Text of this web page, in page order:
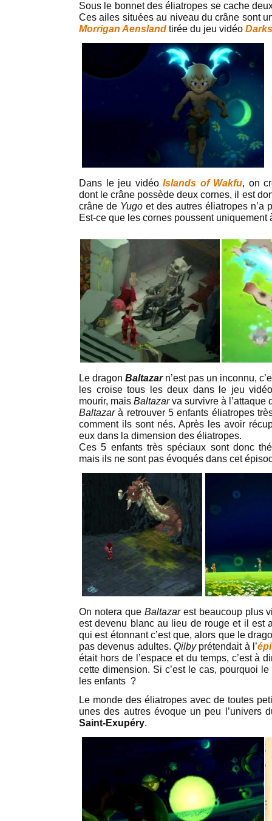
Sous le bonnet des éliatropes se cache
Ces ailes situées au niveau du crâne sont
Morrigan Aensland tirée du jeu vidéo
Dans le jeu vidéoIslands of Wakfu, on
dont le crâne possède deux cornes, il est
crâne de Yugo et des autres éliatropes n’a
Est-ce que les cornes poussent uniquement
Le dragon Baltazarn’est pas un inconnu,
les croise tous les deux dans le jeu
mourir, mais Baltazarva survivre à l’attaque
Baltazarà retrouver 5 enfants éliatropes
comment ils sont nés. Après les avoir
eux dans la dimension des éliatropes.
Ces 5 enfants très spéciaux sont donc
mais ils ne sont pas évoqués dans cet
On notera que Baltazarest beaucoup plus
est devenu blanc au lieu de rouge et il est
qui est étonnant c’est que, alors que le
pas devenus adultes. Qilbyprétendait à l’
était hors de l’espace et du temps, c’est à
cette dimension. Si c’est le cas, pourquoi
les enfants ?
Le monde des éliatropes avec de toutes
unes des autres évoque un peu l’univers
Saint-Exupéry.